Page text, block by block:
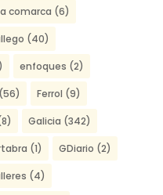
comarca (6)
(40)
enfoques (2)
(56) Ferrol (9)
Galicia (342)
(1) GDiario (2)
(4)